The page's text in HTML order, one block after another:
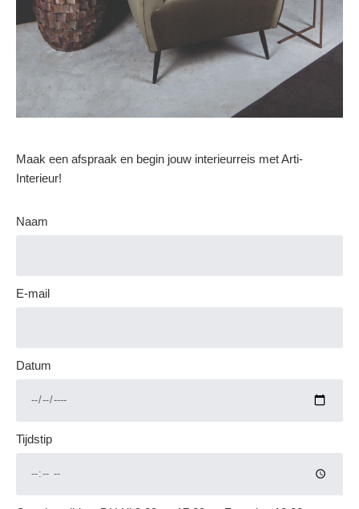
Maak een afspraak en begin jouw interieurreis met Arti-
Interieur!
Naam
E-mail
Datum
Tijdstip